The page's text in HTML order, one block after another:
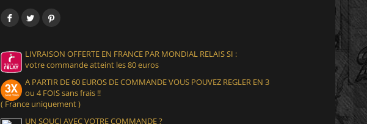
LIVRAISON OFFERTE EN FRANCE PAR MONDIAL RELAIS SI :
votre commande atteint les 80 euros
A PARTIR DE 60 EUROS DE COMMANDE VOUS POUVEZ REGLER EN 3
ou 4 FOIS sans frais !!
( France uniquement )
UN SOUCI AVEC VOTRE COMMANDE ?